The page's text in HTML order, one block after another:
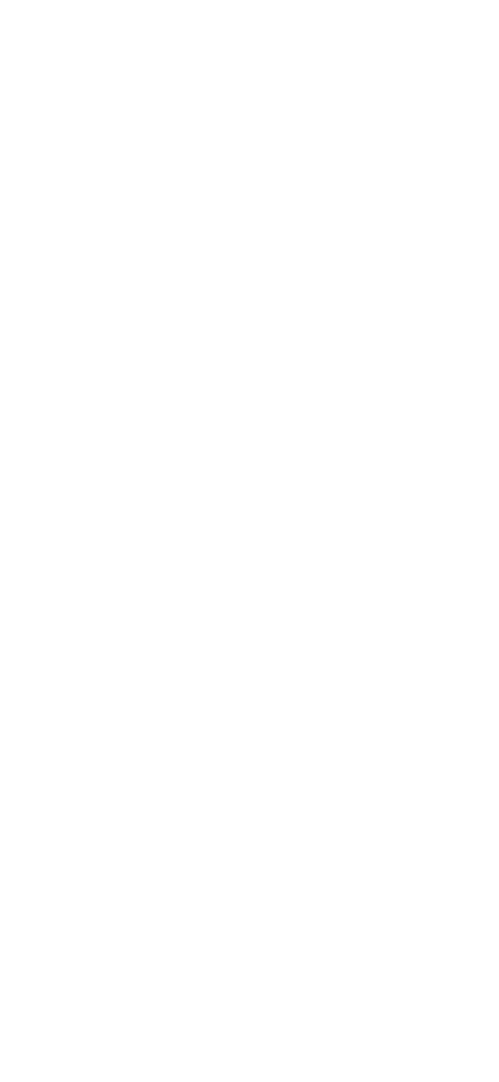
a koupelnou se sprchou či vanou. Pokoje disponují také
pokoje mají balkon. K dispozici jsou také prostorné
osvěžujících nápojů. Pokud chcete svůj pobyt v hotelu